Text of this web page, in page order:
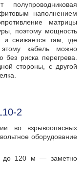
полупроводниковая
наполнением
матрицы
поэтому мощность
и снижается там, где
кабель можно
без риска перегрева.
стороны, с другой
2
во взрывоопасных
оборудование
до 120 м — заметно